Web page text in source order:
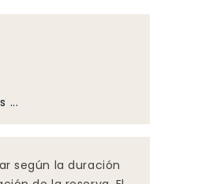
...
según la duración